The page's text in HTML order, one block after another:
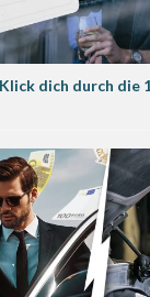
dich durch die